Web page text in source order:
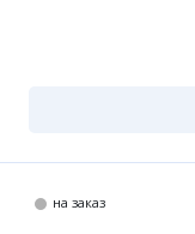
на заказ